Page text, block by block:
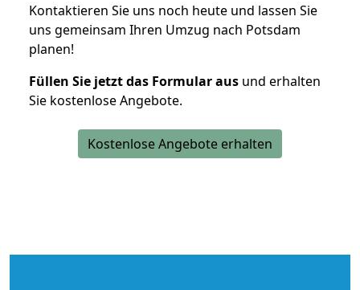
Kontaktieren Sie uns noch heute und lassen Sie
uns gemeinsam Ihren Umzug nach Potsdam
planen!
Füllen Sie jetzt das Formular aus und erhalten
Sie kostenlose Angebote.
Kostenlose Angebote erhalten